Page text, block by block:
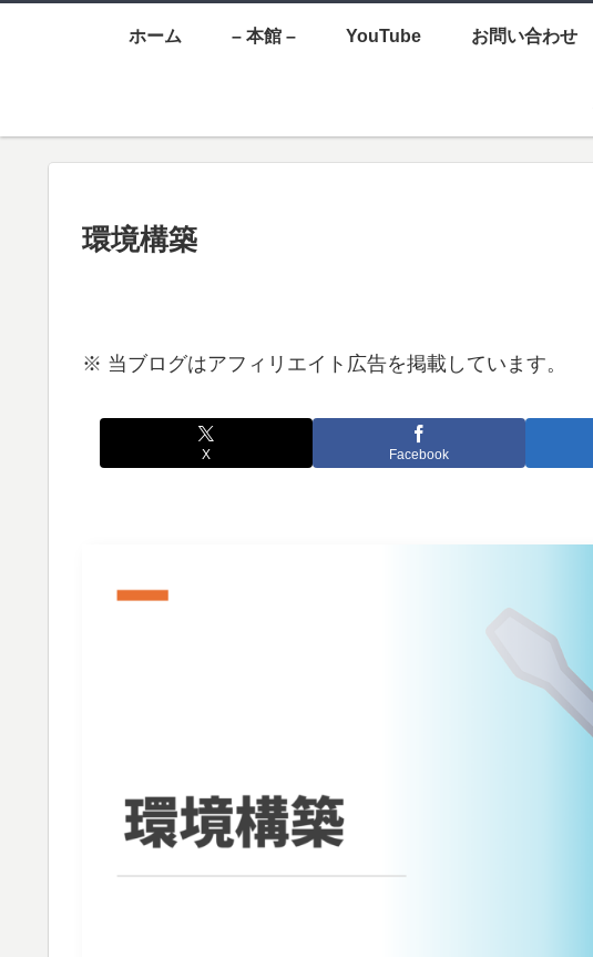
ホーム – 本館 – YouTube お問い合わせ
環境構築
※ 当ブログはアフィリエイト広告を掲載しています。
X Facebook